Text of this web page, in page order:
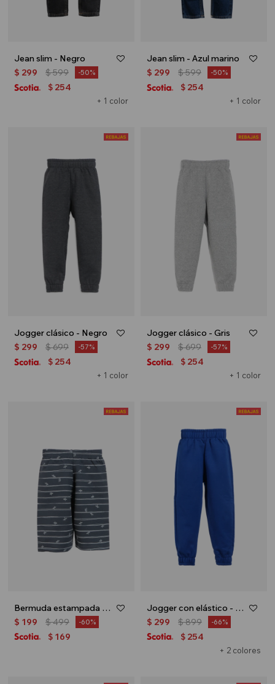
Jean slim - Negro
+ 1 color
$ 299 $599 50
$ 254
Jean slim - Azul marino
+ 1 color
$ 299 $599 50
$ 254
Jogger clásico - Negro
+ 1 color
$ 299 $699 57
$ 254
Jogger clásico - Gris
+ 1 color
$ 299 $699 57
$ 254
Bermuda estampada - Gris
$ 199 $499 60
$ 169
Jogger con elástico - Azul
+ 2 colores
$ 299 $899 66
$ 254